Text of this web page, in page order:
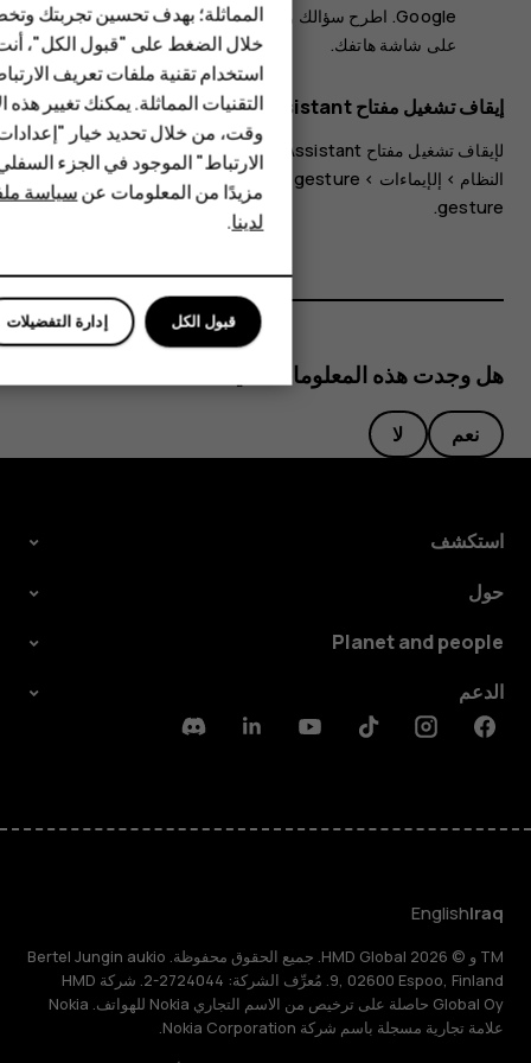
الهواتف المميزة
HMD Terra M
HMD DUB
HMD Watch
Google. اطرح سؤالك وحرر المفتاح. سترى إجابة Google
على شاشة هاتفك.
إيقاف تشغيل مفتاح Google Assistant
لإيقاف تشغيل مفتاح Google Assistant، انقر فوق الإعدادات >
النظام > إلإيماءات >
Assist gesture، وأوقف تشغيل Assist
gesture
.
هل وجدت هذه المعلومات مفيدة؟
نعم لا
استكشف
حول
Planet and people
الدعم
Facebook
Instagram
Tiktok
Youtube
Linkedin
Discord
Iraq
English
TM و © 2026 HMD Global. جميع الحقوق محفوظة. Bertel Jungin aukio
9, 02600 Espoo, Finland. مُعرِّف الشركة: 2724044-2. شركة HMD
Global Oy حاصلة على ترخيص من الاسم التجاري Nokia للهواتف. Nokia
علامة تجارية مسجلة باسم شركة Nokia Corporation.
المماثلة؛ بهدف تحسين تجربتك
خلال الضغط على "قبول الكل"،
استخدام تقنية ملفات تعريف
التقنيات المماثلة. يمكنك تغيير
وقت، من خلال تحديد خيار
الارتباط" الموجود في الجزء
مزيدًا من المعلومات عنسياسة
لدينا.
إدارة التفضيلات قبول الكل